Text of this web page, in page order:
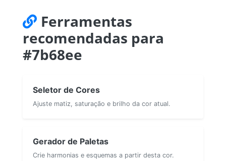
Ferramentas
recomendadas para
#7b68ee
Seletor de Cores
Ajuste matiz, saturação e brilho da cor atual.
Gerador de Paletas
Crie harmonias e esquemas a partir desta cor.